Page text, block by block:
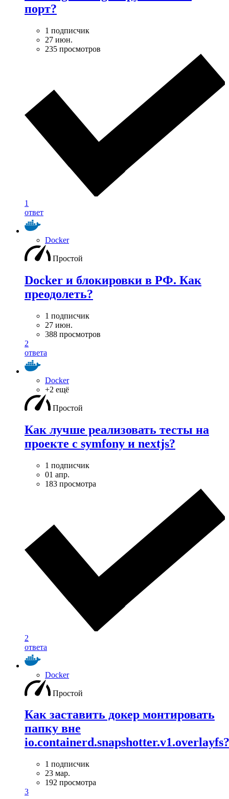
порт?
1 подписчик
27 июн.
235 просмотров
1
ответ
Docker
Простой
Docker и блокировки в РФ. Как
преодолеть?
1 подписчик
27 июн.
388 просмотров
2
ответа
Docker
+2 ещё
Простой
Как лучше реализовать тесты на
проекте с symfony и nextjs?
1 подписчик
01 апр.
183 просмотра
2
ответа
Docker
Простой
Как заставить докер монтировать
папку вне
io.containerd.snapshotter.v1.overlayfs?
1 подписчик
23 мар.
192 просмотра
3